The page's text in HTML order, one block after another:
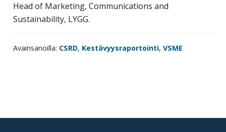
Head of Marketing, Communications and
Sustainability, LYGG.
Avainsanoilla: CSRD, Kestävyysraportointi, VSME